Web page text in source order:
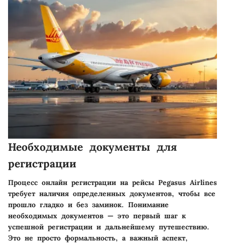
Необходимые документы для
регистрации
Процесс онлайн регистрации на рейсы Pegasus Airlines
требует наличия определенных документов, чтобы все
прошло гладко и без заминок. Понимание
необходимых документов — это первый шаг к
успешной регистрации и дальнейшему путешествию.
Это не просто формальность, а важный аспект,